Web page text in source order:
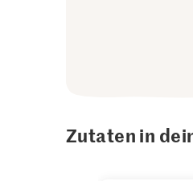
Zutaten in